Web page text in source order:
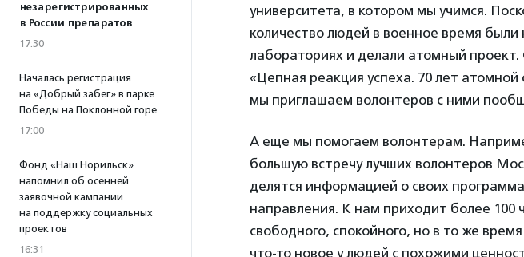
незарегистрированных
в России препаратов
17:30
Началась регистрация
на «Добрый забег» в парке
Победы на Поклонной горе
17:00
Фонд «Наш Норильск»
напомнил об осенней
заявочной кампании
на поддержку социальных
проектов
16:31
университета, в котором мы учимся.
количество людей в военное время
лабораториях и делали атомный
«Цепная реакция успеха. 70 лет
мы приглашаем волонтеров с ними
А еще мы помогаем волонтерам.
большую встречу лучших волонтеров
делятся информацией о своих
направления. К нам приходит более 100
свободного, спокойного, но в то же
что-то новое у людей с похожими